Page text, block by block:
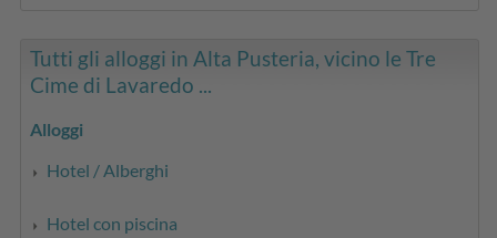
Tutti gli alloggi in Alta Pusteria, vicino le Tre
Cime di Lavaredo ...
Alloggi
Hotel / Alberghi
Hotel con piscina